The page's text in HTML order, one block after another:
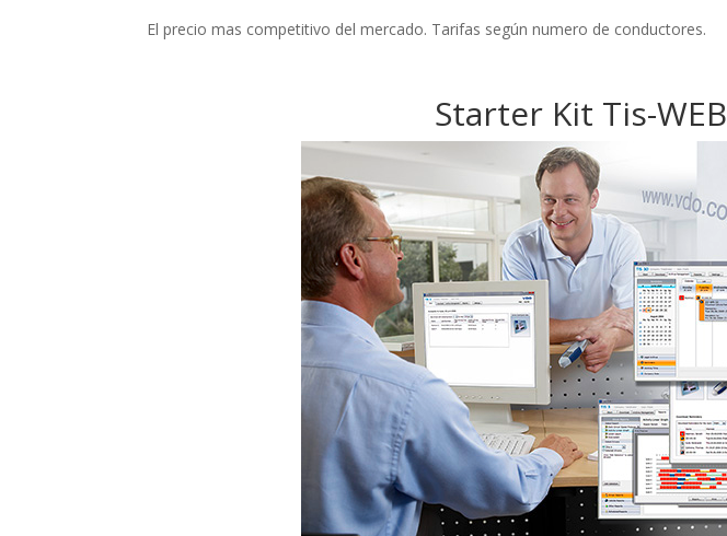
El precio mas competitivo del mercado. Tarifas según numero de conductores.
Starter Kit Tis-WEB